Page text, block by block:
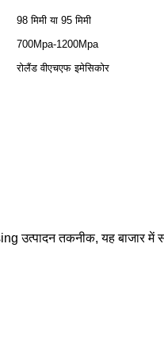
98 मिमी या 95 मिमी
700Mpa-1200Mpa
रोलैंड वीएचएफ इमेसिकोर
उत्पादन तकनीक, यह बाजार